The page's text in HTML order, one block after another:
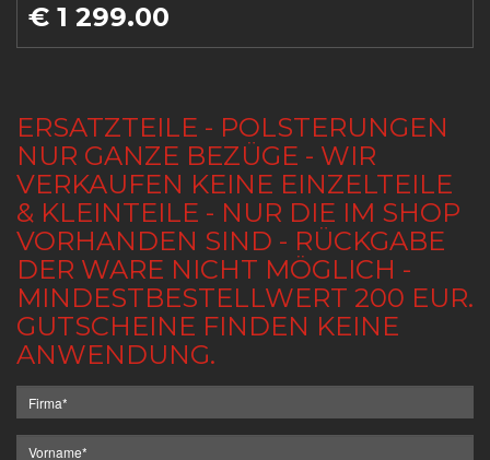
€ 1 299.00
ERSATZTEILE - POLSTERUNGEN
NUR GANZE BEZÜGE - WIR
VERKAUFEN KEINE EINZELTEILE
& KLEINTEILE - NUR DIE IM SHOP
VORHANDEN SIND - RÜCKGABE
DER WARE NICHT MÖGLICH -
MINDESTBESTELLWERT 200 EUR.
GUTSCHEINE FINDEN KEINE
ANWENDUNG.